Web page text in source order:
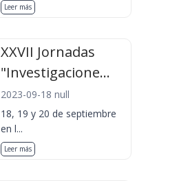
Leer más
XXVII Jornadas
"Investigacione...
2023-09-18 null
18, 19 y 20 de septiembre
en l...
Leer más